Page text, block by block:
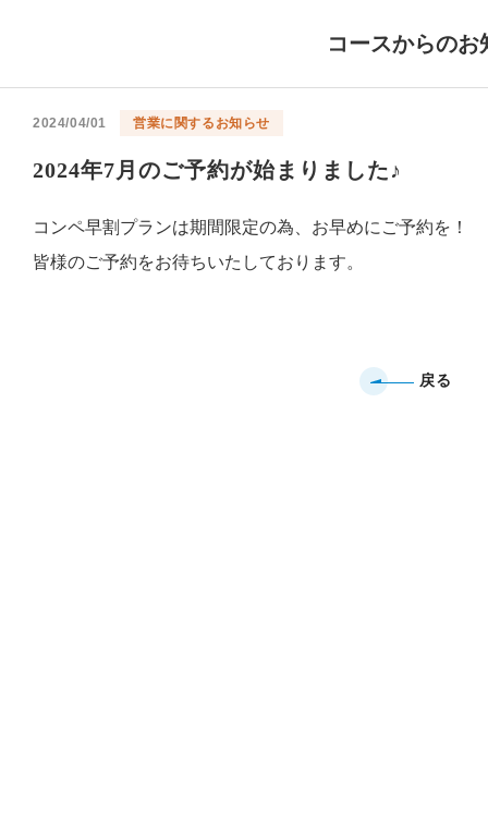
コースからのお
2024/04/01 営業に関するお知らせ
2024年7月のご予約が始まりました♪
コンペ早割プランは期間限定の為、お早めにご予約を！
皆様のご予約をお待ちいたしております。
戻る